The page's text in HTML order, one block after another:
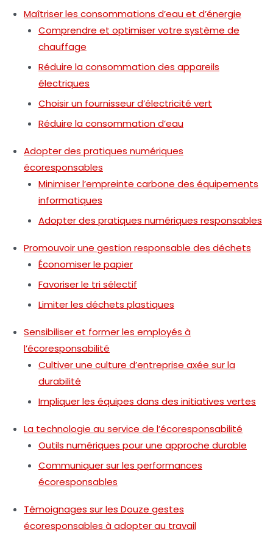
Maîtriser les consommations d’eau et d’énergie
Comprendre et optimiser votre système de
chauffage
Réduire la consommation des appareils
électriques
Choisir un fournisseur d’électricité vert
Réduire la consommation d’eau
Adopter des pratiques numériques
écoresponsables
Minimiser l’empreinte carbone des équipements
informatiques
Adopter des pratiques numériques responsables
Promouvoir une gestion responsable des déchets
Économiser le papier
Favoriser le tri sélectif
Limiter les déchets plastiques
Sensibiliser et former les employés à
l’écoresponsabilité
Cultiver une culture d’entreprise axée sur la
durabilité
Impliquer les équipes dans des initiatives vertes
La technologie au service de l’écoresponsabilité
Outils numériques pour une approche durable
Communiquer sur les performances
écoresponsables
Témoignages sur les Douze gestes
écoresponsables à adopter au travail